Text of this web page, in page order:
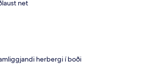
net
herbergi í boði